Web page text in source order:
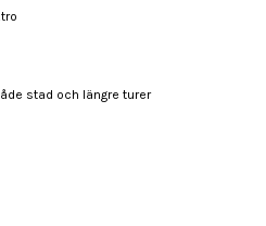
stad och längre turer